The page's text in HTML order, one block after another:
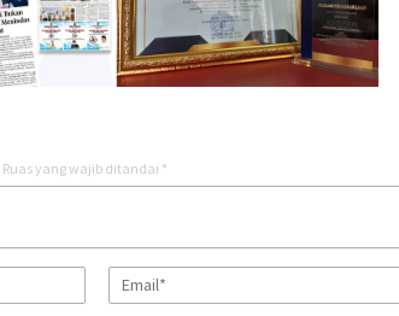
Ruas yang wajib ditandai *